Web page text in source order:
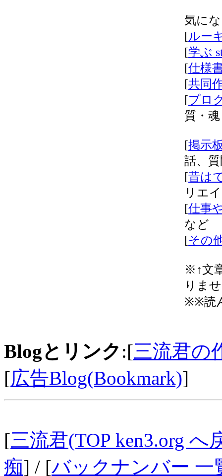
気に
[ルー
[学ぶ
[仕様
[共同
[プロ
質・魂
[掲示
話、
[昔は
リエ
[仕事
など
[その
※↑文
りま
※※読
Blogとリンク :[三流君の
[広告Blog(Bookmark)]
[三流君(TOP ken3.org へ
痴] / [バックナンバー 一